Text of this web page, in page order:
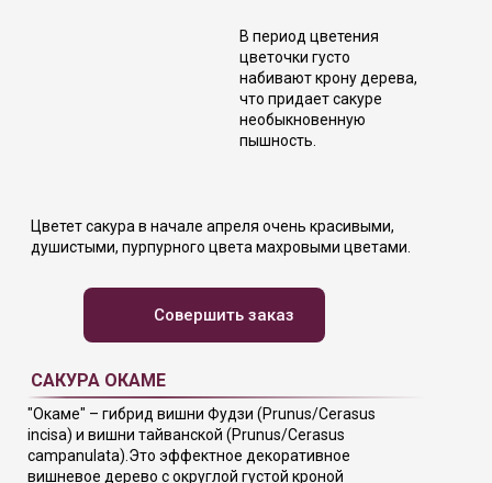
Совершить заказ
Цветет сакура в начале апреля очень красивыми,
душистыми, пурпурного цвета махровыми цветами.
В период цветения
цветочки густо
набивают крону дерева,
что придает сакуре
необыкновенную
пышность.
"Окаме" – гибрид вишни Фудзи (Prunus/Cerasus
incisa) и вишни тайванской (Prunus/Cerasus
campanulata).Это эффектное декоративное
вишневое дерево с округлой густой кроной
САКУРА ОКАМЕ